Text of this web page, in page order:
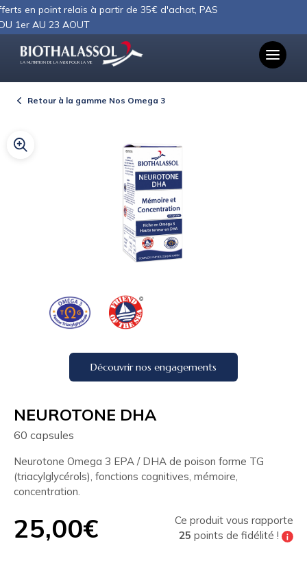
à partir de 35€ d'achat, PAS
AOUT
LA NUTRITION DE LA MER POUR LA VIE
Retour à la gamme Nos Omega 3
Découvrir nos engagements
NEUROTONE DHA
60 capsules
Neurotone Omega 3 EPA / DHA de poison forme TG
(triacylglycérols), fonctions cognitives, mémoire,
concentration.
25,00€
Ce produit vous rapporte
25 points de fidélité !
Panneau de gestion des cookies